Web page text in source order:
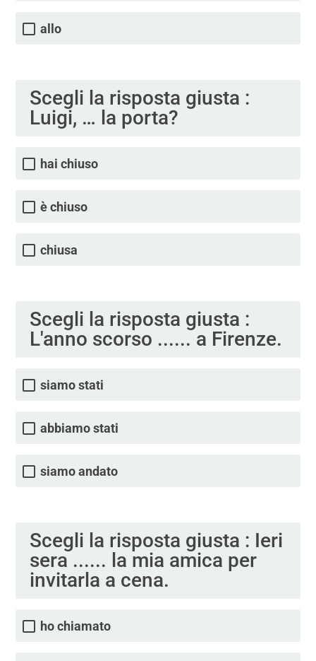
allo
Scegli la risposta giusta :
Luigi, … la porta?
hai chiuso
è chiuso
chiusa
Scegli la risposta giusta :
L'anno scorso ...... a Firenze.
siamo stati
abbiamo stati
siamo andato
Scegli la risposta giusta : Ieri
sera ...... la mia amica per
invitarla a cena.
ho chiamato